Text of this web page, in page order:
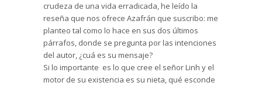
crudeza de una vida erradicada, he leído la
reseña que nos ofrece Azafrán que suscribo: me
planteo tal como lo hace en sus dos últimos
párrafos, donde se pregunta por las intenciones
del autor, ¿cuá es su mensaje?
Si lo importante es lo que cree el señor Linh y el
motor de su existencia es su nieta, qué esconde